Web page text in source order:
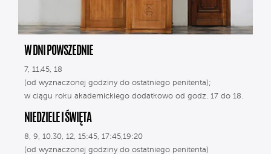
W DNI POWSZEDNIE
7, 11.45, 18
(od wyznaczonej godziny do ostatniego penitenta);
w ciągu roku akademickiego dodatkowo od godz. 17 do 18.
NIEDZIELE I ŚWIĘTA
8, 9, 10.30, 12, 15:45, 17:45,19:20
(od wyznaczonej godziny do ostatniego penitenta)